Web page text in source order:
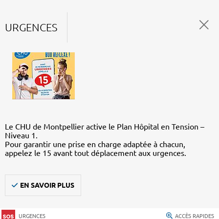
URGENCES
Le CHU de Montpellier active le Plan Hôpital en Tension –
Niveau 1.
Pour garantir une prise en charge adaptée à chacun,
appelez le 15 avant tout déplacement aux urgences.
EN SAVOIR PLUS
URGENCES ACCÈS RAPIDES